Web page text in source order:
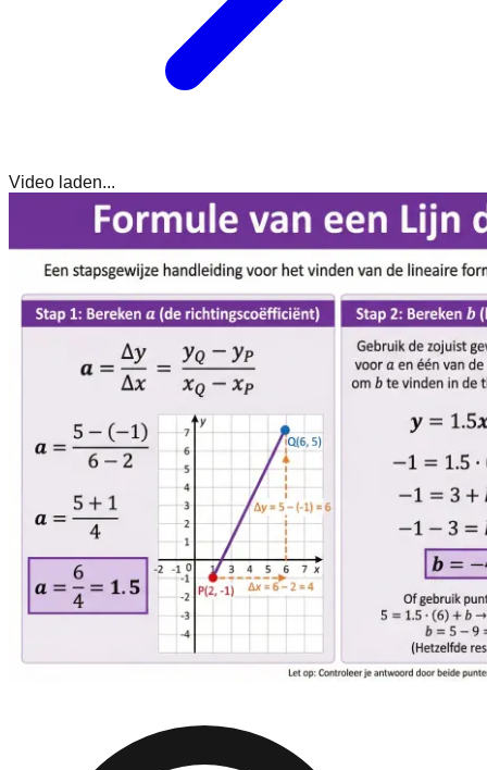
Video laden...